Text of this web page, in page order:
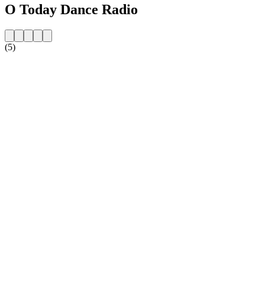
O Today Dance Radio
(5)